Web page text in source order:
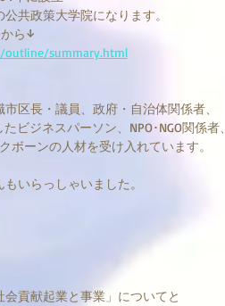
共政策大学院になります。
ら↓
summary.html
区長・議員、政府・自治体関係者、
ジネスパーソン、NPO･NGO関係者、
ボーンの人材を受け入れています。
いらっしゃいました。
貢献起業と事業」についてと